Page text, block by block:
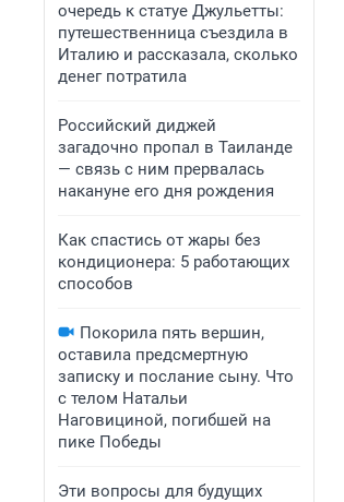
очередь к статуе Джульетты:
путешественница съездила в
Италию и рассказала, сколько
денег потратила
Российский диджей
загадочно пропал в Таиланде
— связь с ним прервалась
накануне его дня рождения
Как спастись от жары без
кондиционера: 5 работающих
способов
Покорила пять вершин,
оставила предсмертную
записку и послание сыну. Что
с телом Натальи
Наговициной, погибшей на
пике Победы
Эти вопросы для будущих